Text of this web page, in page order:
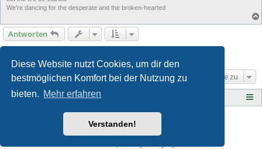
Diese Website nutzt Cookies, um dir den
bestmöglichen Komfort bei der Nutzung zu
bieten. Mehr erfahren
Verstanden!
We're dancing for the desperate and the broken-hearted
Antworten
Gehe zu
Tauberplanscher-Forum.de
Zuma Portal
Powered byphpBB® Forum Software © phpBB Limited
phpBB.de